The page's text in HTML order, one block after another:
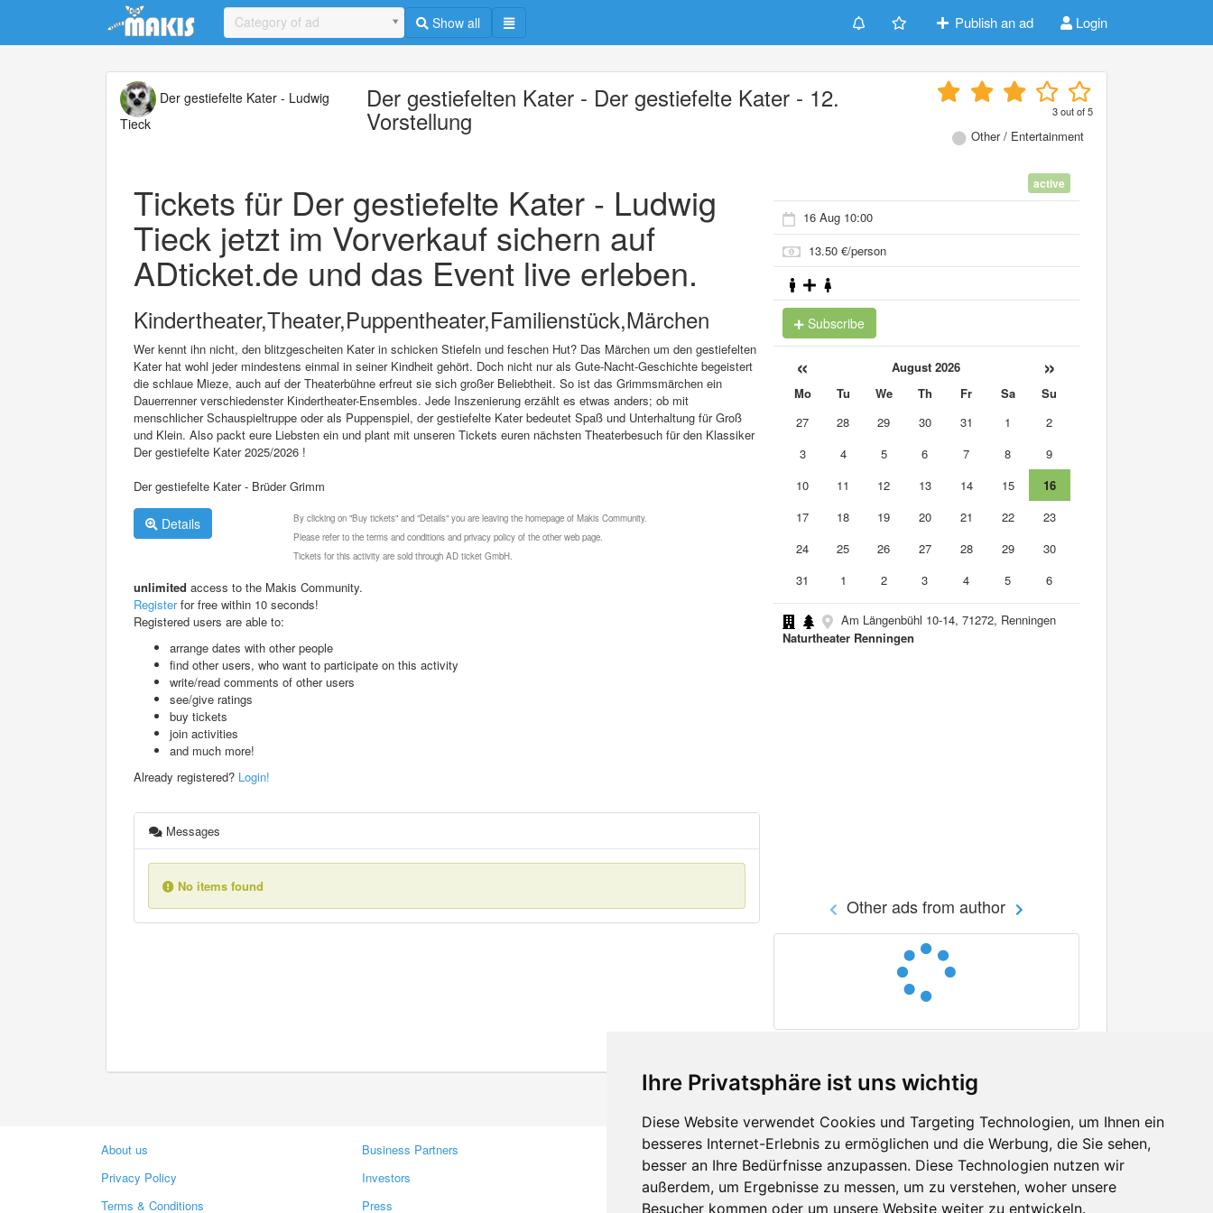
Ihre Privatsphäre ist uns wichtig
Diese Website verwendet Cookies und Targeting Technologien, um Ihnen ein
besseres Internet-Erlebnis zu ermöglichen und die Werbung, die Sie sehen,
besser an Ihre Bedürfnisse anzupassen. Diese Technologien nutzen wir
außerdem, um Ergebnisse zu messen, um zu verstehen, woher unsere
Besucher kommen oder um unsere Website weiter zu entwickeln.
Update cookies preferences
Category of ad Show all Publish an ad Login
Der gestiefelte Kater - Ludwig
Tieck
Der gestiefelten Kater - Der gestiefelte Kater - 12.
Vorstellung 3out of5
Other / Entertainment
Tickets für Der gestiefelte Kater - Ludwig
Tieck jetzt im Vorverkauf sichern auf
ADticket.de und das Event live erleben.
Kindertheater,Theater,Puppentheater,Familienstück,Märchen
Wer kennt ihn nicht, den blitzgescheiten Kater in schicken Stiefeln und feschen Hut? Das Märchen um den gestiefelten
Kater hat wohl jeder mindestens einmal in seiner Kindheit gehört. Doch nicht nur als Gute-Nacht-Geschichte begeistert
die schlaue Mieze, auch auf der Theaterbühne erfreut sie sich großer Beliebtheit. So ist das Grimmsmärchen ein
Dauerrenner verschiedenster Kindertheater-Ensembles. Jede Inszenierung erzählt es etwas anders; ob mit
menschlicher Schauspieltruppe oder als Puppenspiel, der gestiefelte Kater bedeutet Spaß und Unterhaltung für Groß
und Klein. Also packt eure Liebsten ein und plant mit unseren Tickets euren nächsten Theaterbesuch für den Klassiker
Der gestiefelte Kater 2025/2026 !
Der gestiefelte Kater - Brüder Grimm
Details
By clicking on "Buy tickets" and "Details" you are leaving the homepage of Makis Community.
Please refer to the terms and conditions and privacy policy of the other web page.
Tickets for this activity are sold through AD ticket GmbH.
unlimited access to the Makis Community.
Registerfor free within 10 seconds!
Registered users are able to:
arrange dates with other people
find other users, who want to participate on this activity
write/read comments of other users
see/give ratings
buy tickets
join activities
and much more!
Already registered? Login!
Messages
No items found
active
16 Aug 10:00
13.50 €/person
Subscribe
« August 2026 »
Mo Tu We Th Fr Sa
Su
27
28 29 30 31 1
2
3
4 5 6 7 8
9
10
11 12 13 14 15
16
17
18 19 20 21 22
23
24
25 26 27 28 29
30
31
1 2 3 4 5 6
Am Längenbühl 10-14, 71272, Renningen
Naturtheater Renningen
Other ads from author
About us
Privacy Policy
Terms & Conditions
Business Partners
Investors
Press
Contacts
Feedback
Report A Bug
Facebook
Twitter
YouTube